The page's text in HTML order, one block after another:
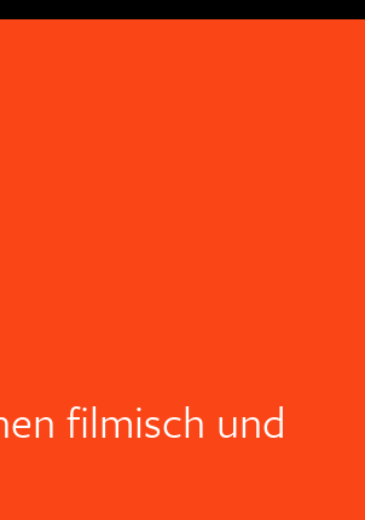
filmisch und